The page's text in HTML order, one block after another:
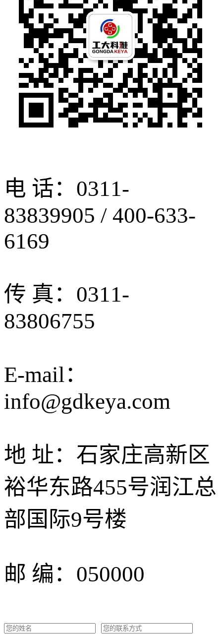
电 话：0311-
83839905 / 400-633-
6169
传 真：0311-
83806755
E-mail：
info@gdkeya.com
地 址：石家庄高新区
裕华东路455号润江总
部国际9号楼
邮 编：050000